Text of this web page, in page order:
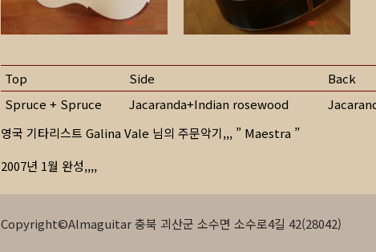
Top Side
Back
Spruce + Spruce
Jacaranda+Indian rosewood
영국 기타리스트 Galina Vale 님의 주문악기,,, ” Maestra ”
2007년 1월 완성,,,,
Copyright©Almaguitar 충북 괴산군 소수면 소수로4길 42(28042)